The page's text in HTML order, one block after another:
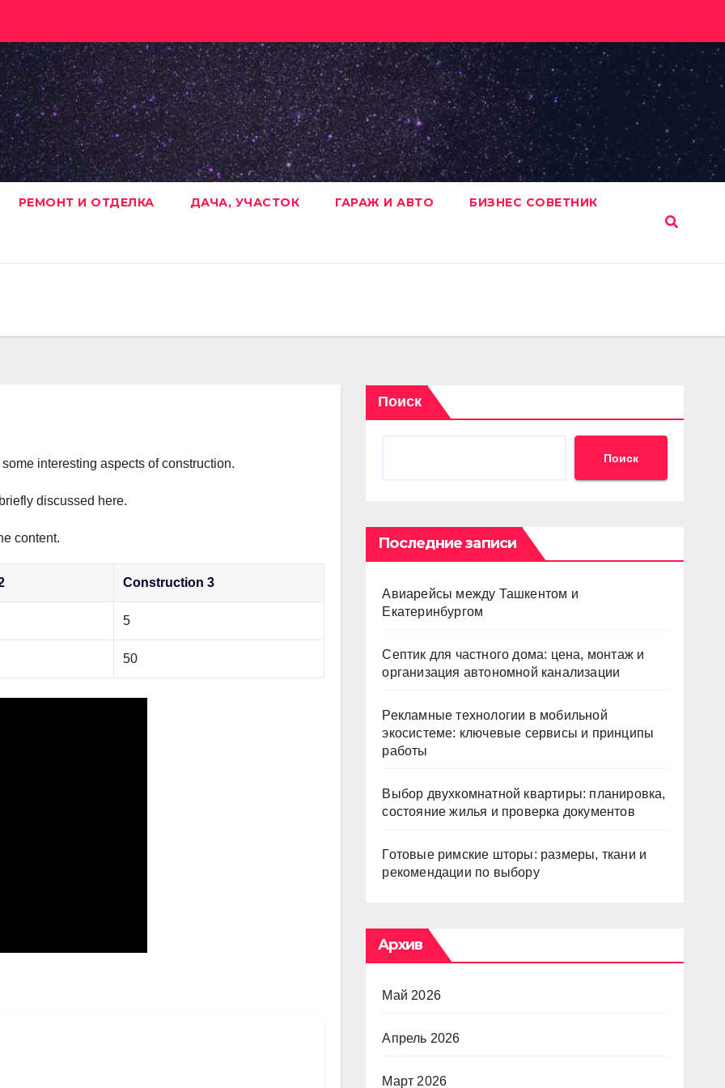
РЕМОНТ И ОТДЕЛКА ДАЧА, УЧАСТОК ГАРАЖ И АВТО БИЗНЕС СОВЕТНИК
interesting aspects of construction.
discussed here.
content.
Construction 3
5
50
Поиск
Поиск
Последние записи
Авиарейсы между Ташкентом и
Екатеринбургом
Септик для частного дома: цена, монтаж и
организация автономной канализации
Рекламные технологии в мобильной
экосистеме: ключевые сервисы и принципы
работы
Выбор двухкомнатной квартиры: планировка,
состояние жилья и проверка документов
Готовые римские шторы: размеры, ткани и
рекомендации по выбору
Архив
Май 2026
Апрель 2026
Март 2026